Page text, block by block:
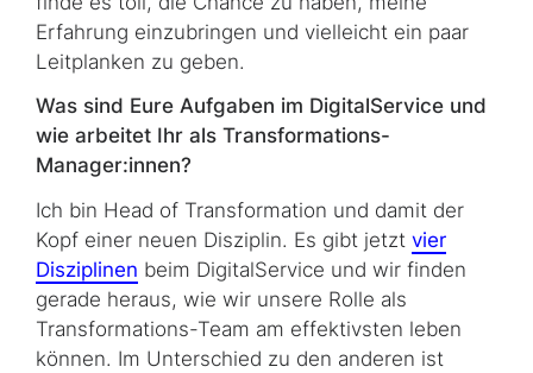
Erfahrung einzubringen und vielleicht ein paar
Leitplanken zu geben.
Was sind Eure Aufgaben im DigitalService und
wie arbeitet Ihr als Transformations-
Manager:innen?
Ich bin Head of Transformation und damit der
Kopf einer neuen Disziplin. Es gibt jetzt vier
Disziplinen beim DigitalService und wir finden
gerade heraus, wie wir unsere Rolle als
Transformations-Team am effektivsten leben
können. Im Unterschied zu den anderen ist